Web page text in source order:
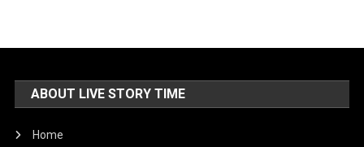
ABOUT LIVE STORY TIME
Home